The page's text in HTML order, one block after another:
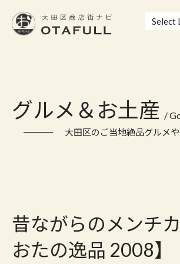
Select
グルメ＆お土産 /
大田区のご当地絶品グルメ
昔ながらのメンチ
おたの逸品 2008】